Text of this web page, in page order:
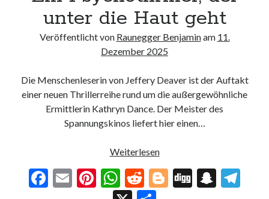
unter die Haut geht
Veröffentlicht von Raunegger Benjaminam 11.
Dezember 2025
Die Menschenleserin von Jeffery Deaver ist der Auftakt
einer neuen Thrillerreihe rund um die außergewöhnliche
Ermittlerin Kathryn Dance. Der Meister des
Spannungskinos liefert hier einen…
Weiterlesen„Die
von
F E Pi W R Bl Di S